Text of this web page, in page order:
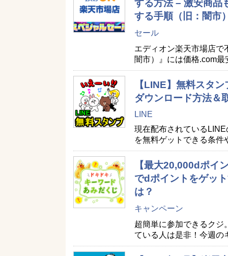
する方法 – 激安商品
する手順（旧：闇市
セール
エディオン楽天市場店で
闇市）』には価格.com
【LINE】無料スタ
ダウンロード方法＆
LINE
現在配布されている
を無料ゲットできる条件
【最大20,000dポイ
でdポイントをゲッ
は？
キャンペーン
超簡単に参加できるクジ
ている人は是非！今週の